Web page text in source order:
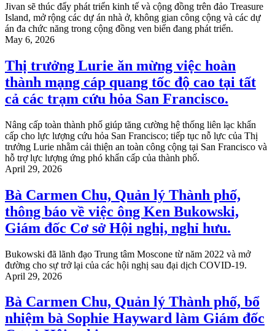
Jivan sẽ thúc đẩy phát triển kinh tế và cộng đồng trên đảo Treasure
Island, mở rộng các dự án nhà ở, không gian công cộng và các dự
án đa chức năng trong cộng đồng ven biển đang phát triển.
May 6, 2026
Thị trưởng Lurie ăn mừng việc hoàn
thành mạng cáp quang tốc độ cao tại tất
cả các trạm cứu hỏa San Francisco.
Nâng cấp toàn thành phố giúp tăng cường hệ thống liên lạc khẩn
cấp cho lực lượng cứu hỏa San Francisco; tiếp tục nỗ lực của Thị
trưởng Lurie nhằm cải thiện an toàn công cộng tại San Francisco và
hỗ trợ lực lượng ứng phó khẩn cấp của thành phố.
April 29, 2026
Bà Carmen Chu, Quản lý Thành phố,
thông báo về việc ông Ken Bukowski,
Giám đốc Cơ sở Hội nghị, nghỉ hưu.
Bukowski đã lãnh đạo Trung tâm Moscone từ năm 2022 và mở
đường cho sự trở lại của các hội nghị sau đại dịch COVID-19.
April 29, 2026
Bà Carmen Chu, Quản lý Thành phố, bổ
nhiệm bà Sophie Hayward làm Giám đốc